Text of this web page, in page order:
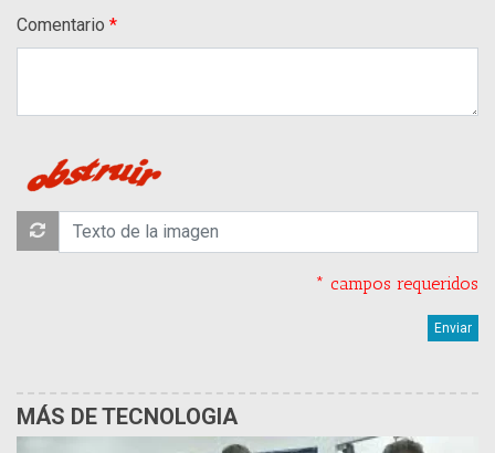
Comentario
* campos requeridos
MÁS DE TECNOLOGIA